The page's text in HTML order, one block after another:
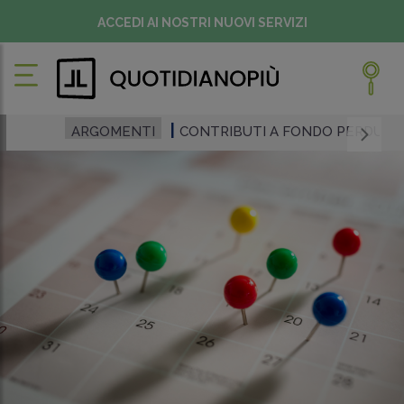
ACCEDI AI NOSTRI NUOVI SERVIZI
ARGOMENTI CONTRIBUTI A FONDO PERDUTO